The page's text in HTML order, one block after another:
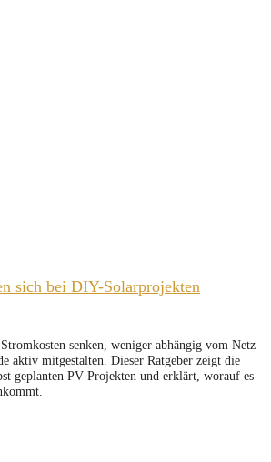
sich bei DIY-Solarprojekten
senken, weniger abhängig vom Netz
aktiv mitgestalten. Dieser Ratgeber zeigt die
geplanten PV-Projekten und erklärt, worauf es